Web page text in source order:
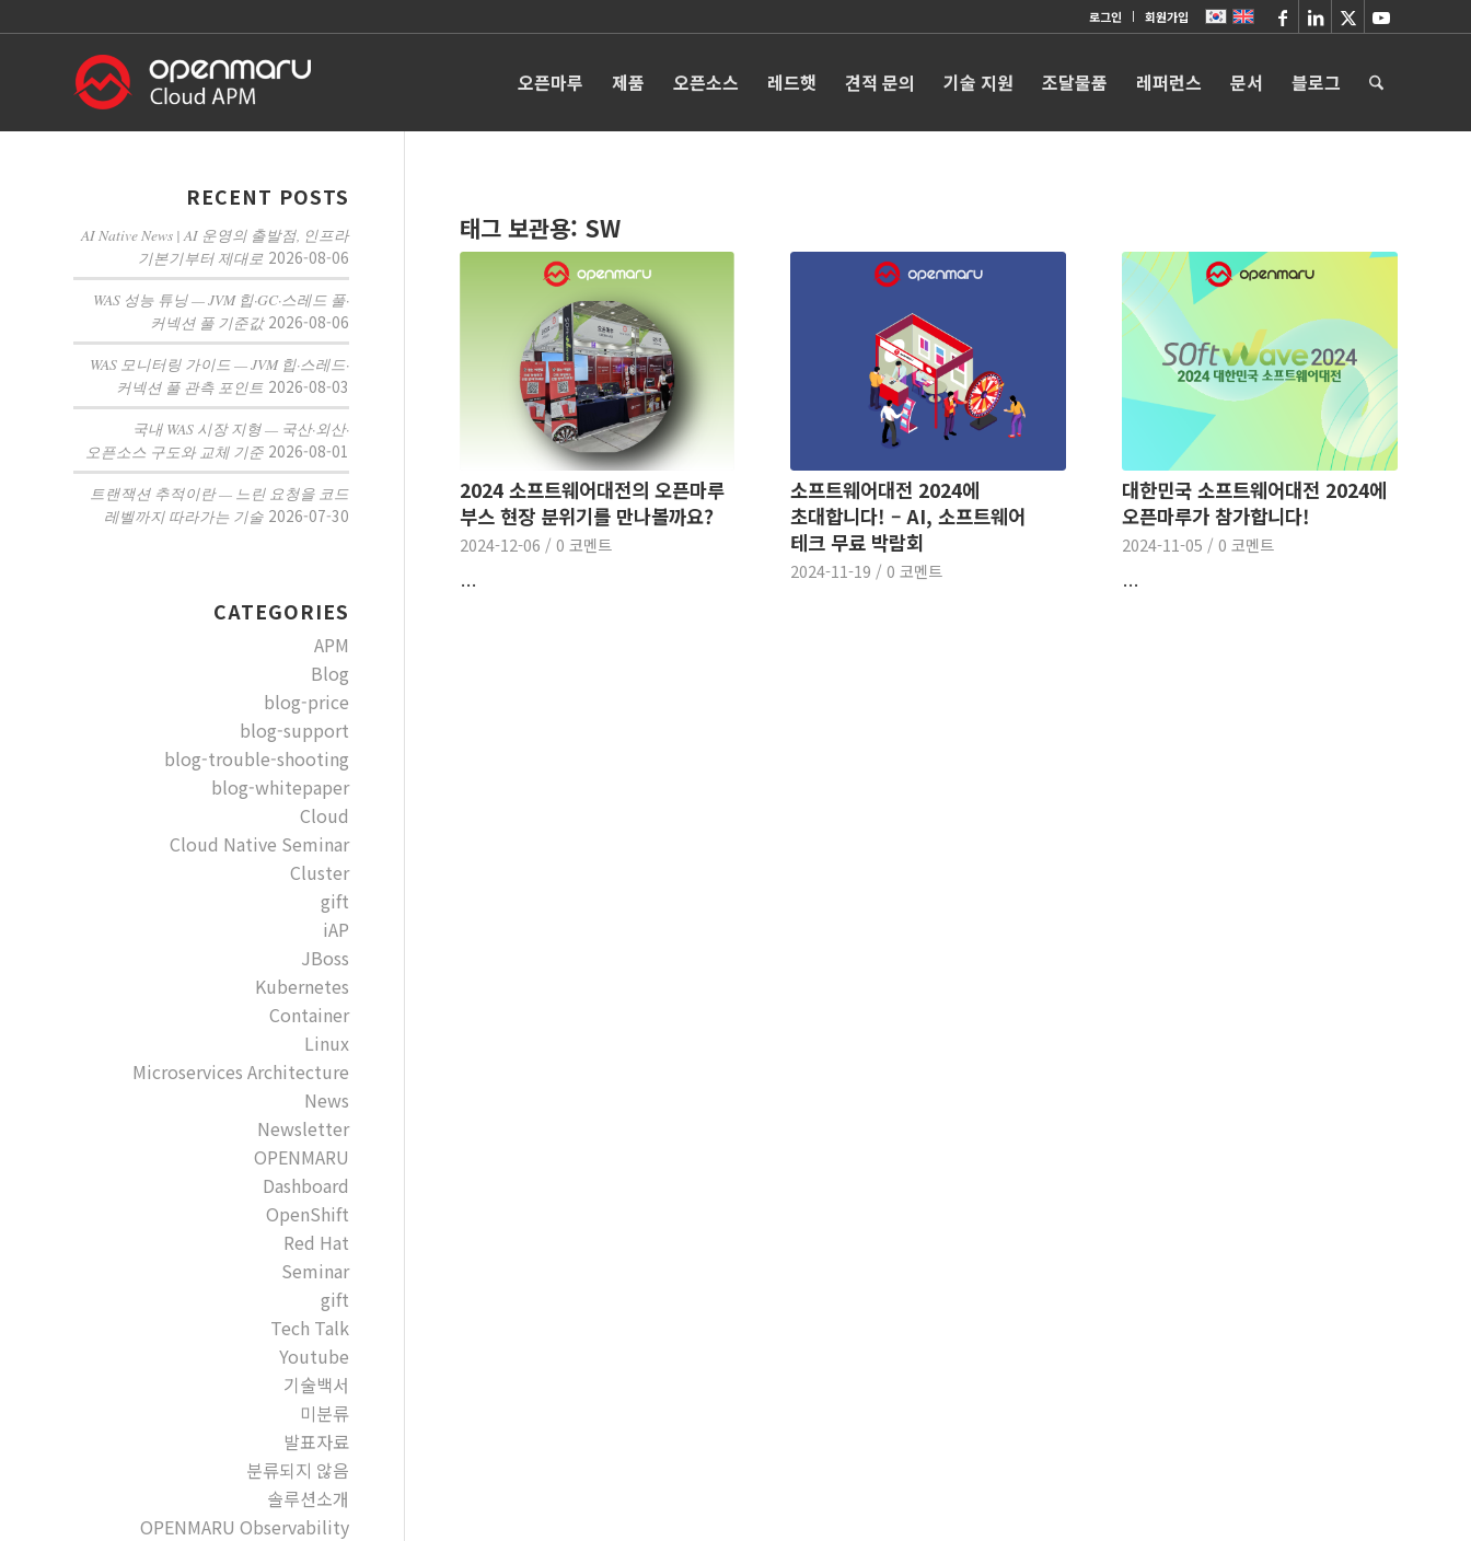
로그인 회원가입
오픈마루 제품 오픈소스 레드햇 견적 문의 기술 지원 조달물품 레퍼런스 문서 블로그
태그 보관용: SW
2024 소프트웨어대전의 오픈마루
부스 현장 분위기를 만나볼까요?
2024-12-06 / 0 코멘트
…
소프트웨어대전 2024에
초대합니다! – AI, 소프트웨어
테크 무료 박람회
2024-11-19 / 0 코멘트
대한민국 소프트웨어대전 2024에
오픈마루가 참가합니다!
2024-11-05 / 0 코멘트
…
RECENT POSTS
AI Native News | AI 운영의 출발점, 인프라
기본기부터 제대로 2026-08-06
WAS 성능 튜닝 — JVM 힙·GC·스레드 풀·
커넥션 풀 기준값 2026-08-06
WAS 모니터링 가이드 — JVM 힙·스레드·
커넥션 풀 관측 포인트 2026-08-03
국내 WAS 시장 지형 — 국산·외산·
오픈소스 구도와 교체 기준 2026-08-01
트랜잭션 추적이란 — 느린 요청을 코드
레벨까지 따라가는 기술 2026-07-30
CATEGORIES
APM
Blog
blog-price
blog-support
blog-trouble-shooting
blog-whitepaper
Cloud
Cloud Native Seminar
Cluster
gift
iAP
JBoss
Kubernetes
Container
Linux
Microservices Architecture
News
Newsletter
OPENMARU
Dashboard
OpenShift
Red Hat
Seminar
gift
Tech Talk
Youtube
기술백서
미분류
발표자료
분류되지 않음
솔루션소개
OPENMARU Observability